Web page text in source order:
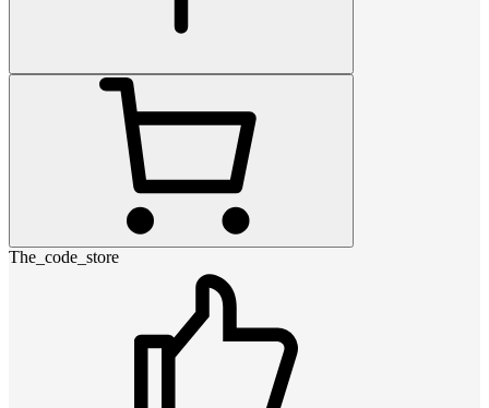
The_code_store